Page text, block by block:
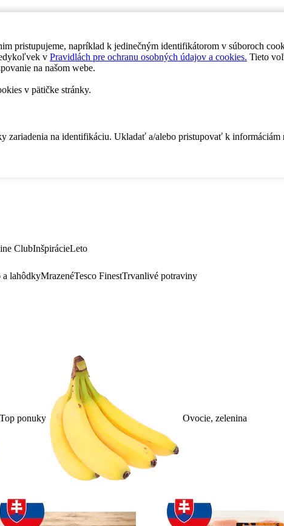
pristupujeme, napríklad k jedinečným identifikátorom v súboroch
v Pravidlách pre ochranu osobných údajov a cookies. Tieto
na našom webe.
v pätičke stránky.
na identifikáciu. Ukladať a/alebo pristupovať k informáciám
ClubInšpirácieLeto
a lahôdkyMrazenéTesco FinestTrvanlivé potraviny
Top ponuky Ovocie, zelenina